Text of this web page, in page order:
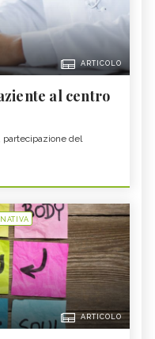
ARTICOLO
al centro
partecipazione del
ARTICOLO